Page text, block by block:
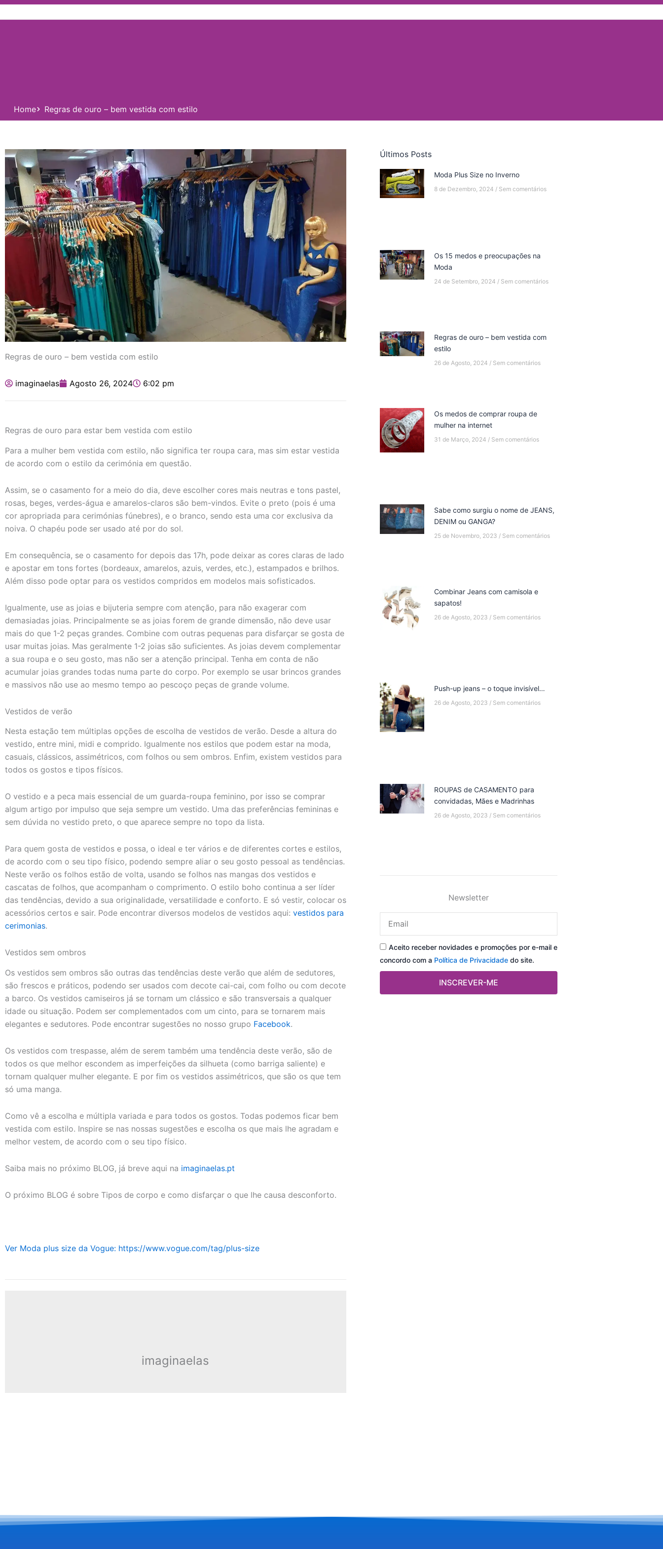
Home Regras de ouro – bem vestida com estilo
Regras de ouro – bem vestida com estilo
imaginaelas Agosto 26, 2024 6:02 pm
Regras de ouro para estar bem vestida com estilo
Para a mulher bem vestida com estilo, não significa ter roupa cara, mas sim estar vestida
de acordo com o estilo da cerimónia em questão.
Assim, se o casamento for a meio do dia, deve escolher cores mais neutras e tons pastel,
rosas, beges, verdes-água e amarelos-claros são bem-vindos. Evite o preto (pois é uma
cor apropriada para cerimónias fúnebres), e o branco, sendo esta uma cor exclusiva da
noiva. O chapéu pode ser usado até por do sol.
Em consequência, se o casamento for depois das 17h, pode deixar as cores claras de lado
e apostar em tons fortes (bordeaux, amarelos, azuis, verdes, etc.), estampados e brilhos.
Além disso pode optar para os vestidos compridos em modelos mais sofisticados.
Igualmente, use as joias e bijuteria sempre com atenção, para não exagerar com
demasiadas joias. Principalmente se as joias forem de grande dimensão, não deve usar
mais do que 1-2 peças grandes. Combine com outras pequenas para disfarçar se gosta de
usar muitas joias. Mas geralmente 1-2 joias são suficientes. As joias devem complementar
a sua roupa e o seu gosto, mas não ser a atenção principal. Tenha em conta de não
acumular joias grandes todas numa parte do corpo. Por exemplo se usar brincos grandes
e massivos não use ao mesmo tempo ao pescoço peças de grande volume.
Vestidos de verão
Nesta estação tem múltiplas opções de escolha de vestidos de verão. Desde a altura do
vestido, entre mini, midi e comprido. Igualmente nos estilos que podem estar na moda,
casuais, clássicos, assimétricos, com folhos ou sem ombros. Enfim, existem vestidos para
todos os gostos e tipos físicos.
O vestido e a peca mais essencial de um guarda-roupa feminino, por isso se comprar
algum artigo por impulso que seja sempre um vestido. Uma das preferências femininas e
sem dúvida no vestido preto, o que aparece sempre no topo da lista.
Para quem gosta de vestidos e possa, o ideal e ter vários e de diferentes cortes e estilos,
de acordo com o seu tipo físico, podendo sempre aliar o seu gosto pessoal as tendências.
Neste verão os folhos estão de volta, usando se folhos nas mangas dos vestidos e
cascatas de folhos, que acompanham o comprimento. O estilo boho continua a ser líder
das tendências, devido a sua originalidade, versatilidade e conforto. E só vestir, colocar os
acessórios certos e sair. Pode encontrar diversos modelos de vestidos aqui: vestidos para
cerimonias.
Vestidos sem ombros
Os vestidos sem ombros são outras das tendências deste verão que além de sedutores,
são frescos e práticos, podendo ser usados com decote cai-cai, com folho ou com decote
a barco. Os vestidos camiseiros já se tornam um clássico e são transversais a qualquer
idade ou situação. Podem ser complementados com um cinto, para se tornarem mais
elegantes e sedutores. Pode encontrar sugestões no nosso grupo Facebook.
Os vestidos com trespasse, além de serem também uma tendência deste verão, são de
todos os que melhor escondem as imperfeições da silhueta (como barriga saliente) e
tornam qualquer mulher elegante. E por fim os vestidos assimétricos, que são os que tem
só uma manga.
Como vê a escolha e múltipla variada e para todos os gostos. Todas podemos ficar bem
vestida com estilo. Inspire se nas nossas sugestões e escolha os que mais lhe agradam e
melhor vestem, de acordo com o seu tipo físico.
Saiba mais no próximo BLOG, já breve aqui na imaginaelas.pt
O próximo BLOG é sobre Tipos de corpo e como disfarçar o que lhe causa desconforto.
Ver Moda plus size da Vogue: https://www.vogue.com/tag/plus-size
imaginaelas
Últimos Posts
Moda Plus Size no Inverno
8 de Dezembro, 2024 Sem comentários
Os 15 medos e preocupações na
Moda
24 de Setembro, 2024 Sem comentários
Regras de ouro – bem vestida com
estilo
26 de Agosto, 2024 Sem comentários
Os medos de comprar roupa de
mulher na internet
31 de Março, 2024 Sem comentários
Sabe como surgiu o nome de JEANS,
DENIM ou GANGA?
25 de Novembro, 2023 Sem comentários
Combinar Jeans com camisola e
sapatos!
26 de Agosto, 2023 Sem comentários
Push-up jeans – o toque invisível…
26 de Agosto, 2023 Sem comentários
ROUPAS de CASAMENTO para
convidadas, Mães e Madrinhas
26 de Agosto, 2023 Sem comentários
Newsletter
Aceito receber novidades e promoções por e-mail e
concordo com a Política de Privacidadedo site.
INSCREVER-ME